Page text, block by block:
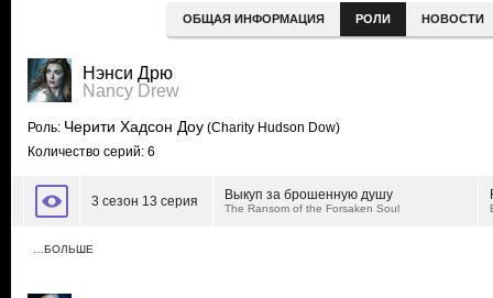
ОБЩАЯ ИНФОРМАЦИЯ РОЛИ НОВОСТИ
Нэнси Дрю
Nancy Drew
Роль: Черити Хадсон Доу (Charity Hudson Dow)
Количество серий: 6
3 сезон 13 серия Выкуп за брошенную душу
The Ransom of the Forsaken Soul
…БОЛЬШЕ